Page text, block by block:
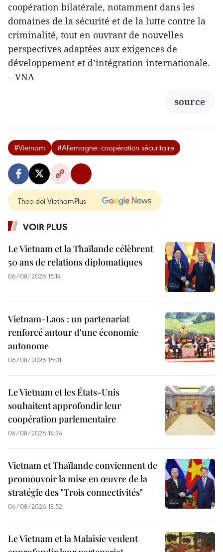
coopération bilatérale, notamment dans les
domaines de la sécurité et de la lutte contre la
criminalité, tout en ouvrant de nouvelles
perspectives adaptées aux exigences de
développement et d’intégration internationale.
– VNA
source
#Vietnam #Allemagne: coopération sécuritaire
Theo dõi VietnamPlus
VOIR PLUS
Le Vietnam et la Thaïlande célèbrent
50 ans de relations diplomatiques
06/08/2026 15:14
Vietnam-Laos : un partenariat
renforcé autour d'une économie
autonome
06/08/2026 15:01
Le Vietnam et les États-Unis
souhaitent approfondir leur
coopération parlementaire
06/08/2026 14:34
Vietnam et Thaïlande conviennent de
promouvoir la mise en œuvre de la
stratégie des "Trois connectivités"
06/08/2026 13:52
Le Vietnam et la Malaisie veulent